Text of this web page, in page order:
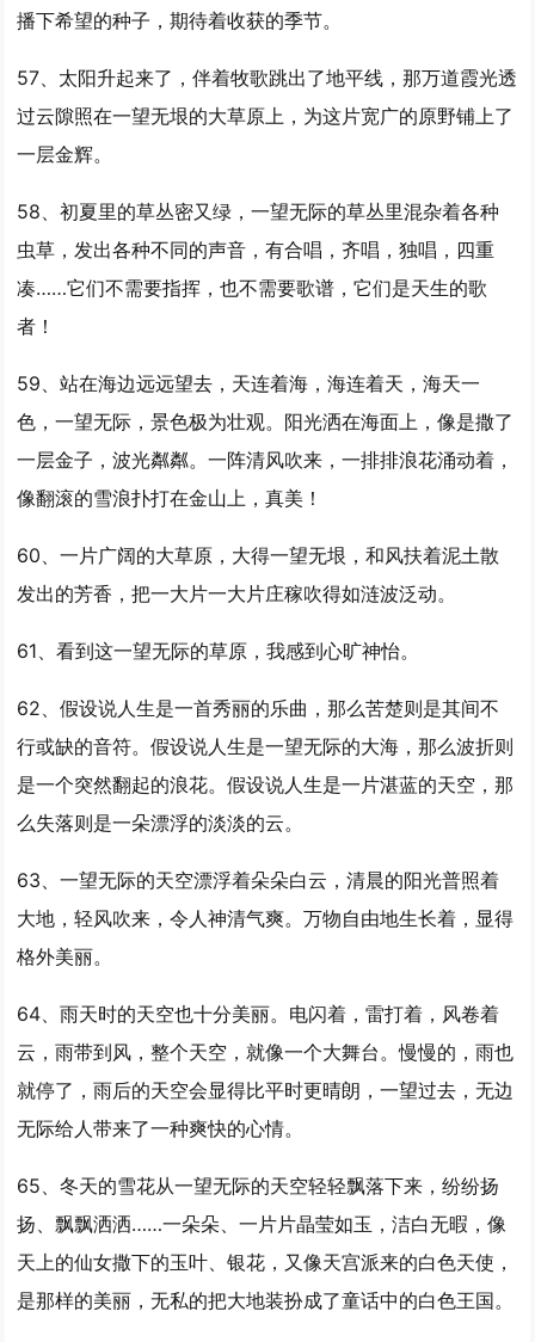
播下希望的种子，期待着收获的季节。
57、太阳升起来了，伴着牧歌跳出了地平线，那万道霞光透
过云隙照在一望无垠的大草原上，为这片宽广的原野铺上了
一层金辉。
58、初夏里的草丛密又绿，一望无际的草丛里混杂着各种
虫草，发出各种不同的声音，有合唱，齐唱，独唱，四重
凑……它们不需要指挥，也不需要歌谱，它们是天生的歌
者！
59、站在海边远远望去，天连着海，海连着天，海天一
色，一望无际，景色极为壮观。阳光洒在海面上，像是撒了
一层金子，波光粼粼。一阵清风吹来，一排排浪花涌动着，
像翻滚的雪浪扑打在金山上，真美！
60、一片广阔的大草原，大得一望无垠，和风扶着泥土散
发出的芳香，把一大片一大片庄稼吹得如涟波泛动。
61、看到这一望无际的草原，我感到心旷神怡。
62、假设说人生是一首秀丽的乐曲，那么苦楚则是其间不
行或缺的音符。假设说人生是一望无际的大海，那么波折则
是一个突然翻起的浪花。假设说人生是一片湛蓝的天空，那
么失落则是一朵漂浮的淡淡的云。
63、一望无际的天空漂浮着朵朵白云，清晨的阳光普照着
大地，轻风吹来，令人神清气爽。万物自由地生长着，显得
格外美丽。
64、雨天时的天空也十分美丽。电闪着，雷打着，风卷着
云，雨带到风，整个天空，就像一个大舞台。慢慢的，雨也
就停了，雨后的天空会显得比平时更晴朗，一望过去，无边
无际给人带来了一种爽快的心情。
65、冬天的雪花从一望无际的天空轻轻飘落下来，纷纷扬
扬、飘飘洒洒……一朵朵、一片片晶莹如玉，洁白无暇，像
天上的仙女撒下的玉叶、银花，又像天宫派来的白色天使，
是那样的美丽，无私的把大地装扮成了童话中的白色王国。